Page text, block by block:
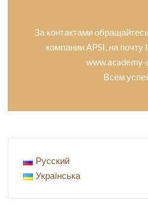
За контактами
компании APSI, на почту
www.academy-
Всем
Русский
Українська